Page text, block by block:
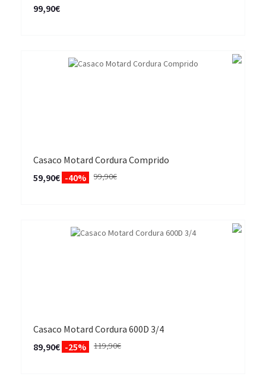
99,90€
Casaco Motard Cordura Comprido
59,90€ -40% 99,90€
Casaco Motard Cordura 600D 3/4
89,90€ -25% 119,90€